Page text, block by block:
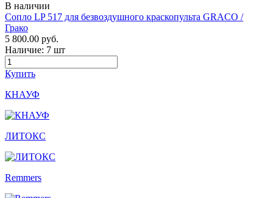
В наличии
Сопло LP 517 для безвоздушного краскопульта GRACO /
Грако
5 800.00 руб.
Наличие: 7 шт
Купить
КНАУФ
ЛИТОКС
Remmers